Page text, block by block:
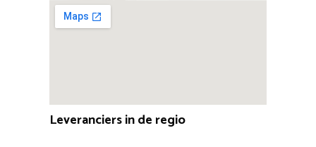
Leveranciers in de regio